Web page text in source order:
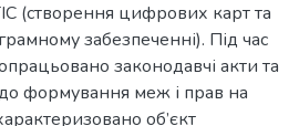
(створення цифрових карт та
забезпеченні). Під час
законодавчі акти та
формування меж і прав на
об’єкт